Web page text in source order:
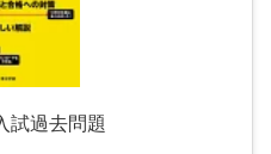
過去問題